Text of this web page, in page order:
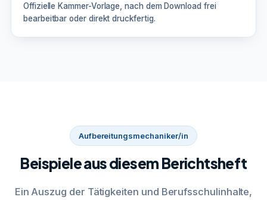
Offizielle Kammer-Vorlage, nach dem Download frei
bearbeitbar oder direkt druckfertig.
Aufbereitungsmechaniker/in
Beispiele aus diesem Berichtsheft
Ein Auszug der Tätigkeiten und Berufsschulinhalte,